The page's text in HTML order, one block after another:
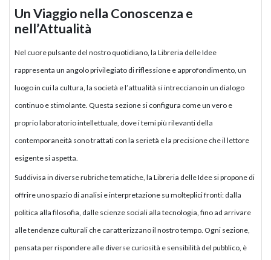
Un Viaggio nella Conoscenza e
nell’Attualità
Nel cuore pulsante del nostro quotidiano, la Libreria delle Idee
rappresenta un angolo privilegiato di riflessione e approfondimento, un
luogo in cui la cultura, la società e l’attualità si intrecciano in un dialogo
continuo e stimolante. Questa sezione si configura come un vero e
proprio laboratorio intellettuale, dove i temi più rilevanti della
contemporaneità sono trattati con la serietà e la precisione che il lettore
esigente si aspetta.
Suddivisa in diverse rubriche tematiche, la Libreria delle Idee si propone di
offrire uno spazio di analisi e interpretazione su molteplici fronti: dalla
politica alla filosofia, dalle scienze sociali alla tecnologia, fino ad arrivare
alle tendenze culturali che caratterizzano il nostro tempo. Ogni sezione,
pensata per rispondere alle diverse curiosità e sensibilità del pubblico, è